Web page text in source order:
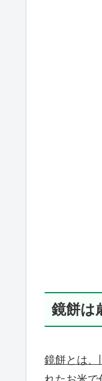
鏡餅は
鏡餅とは、